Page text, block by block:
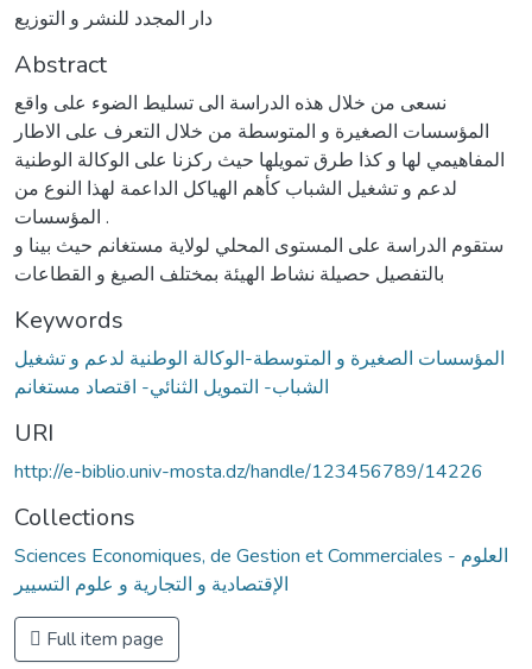
دار المجدد للنشر و التوزيع
Abstract
نسعى من خلال هذه الدراسة الى تسليط الضوء على واقع
المؤسسات الصغيرة و المتوسطة من خلال التعرف على الاطار
المفاهيمي لها و كذا طرق تمويلها حيث ركزنا على الوكالة الوطنية
لدعم و تشغيل الشباب كأهم الهياكل الداعمة لهذا النوع من
المؤسسات .
ستقوم الدراسة على المستوى المحلي لولاية مستغانم حيث بينا و
بالتفصيل حصيلة نشاط الهيئة بمختلف الصيغ و القطاعات
Keywords
المؤسسات الصغيرة و المتوسطة-الوكالة الوطنية لدعم و تشغيل
الشباب- التمويل الثنائي- اقتصاد مستغانم
URI
http://e-biblio.univ-mosta.dz/handle/123456789/14226
Collections
Sciences Economiques, de Gestion et Commerciales - العلوم
الإقتصادية و التجارية و علوم التسيير
Full item page